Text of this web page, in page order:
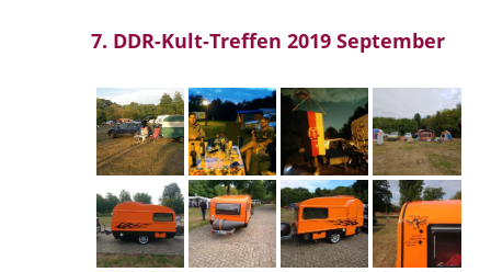
7. DDR-Kult-Treffen 2019 September